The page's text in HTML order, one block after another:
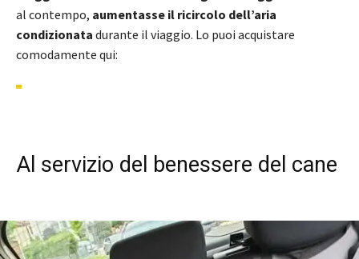
al contempo, aumentasse il ricircolo dell’aria
condizionata durante il viaggio. Lo puoi acquistare
comodamente qui:
Al servizio del benessere del cane